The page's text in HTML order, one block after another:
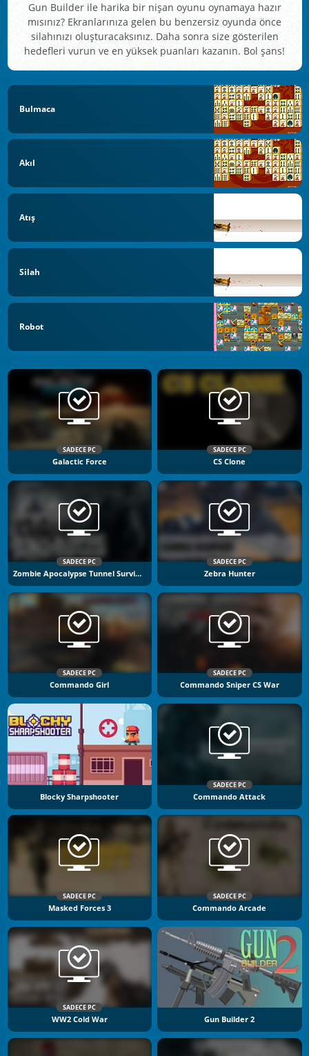
Gun Builder ile harika bir nişan oyunu oynamaya hazır
mısınız? Ekranlarınıza gelen bu benzersiz oyunda önce
silahınızı oluşturacaksınız. Daha sonra size gösterilen
hedefleri vurun ve en yüksek puanları kazanın. Bol şans!
Bulmaca
Akıl
Atış
Silah
Robot
SADECE PC
Galactic Force
SADECE PC
CS Clone
SADECE PC
Zombie Apocalypse Tunnel Survival
SADECE PC
Zebra Hunter
SADECE PC
Commando Girl
SADECE PC
Commando Sniper CS War
Blocky Sharpshooter
SADECE PC
Commando Attack
SADECE PC
Masked Forces 3
SADECE PC
Commando Arcade
SADECE PC
WW2 Cold War Gun Builder 2